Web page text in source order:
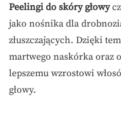
Peelingi do skóry głowy
jako nośnika dla
złuszczających. Dzięki
martwego naskórka oraz
lepszemu wzrostowi
głowy.